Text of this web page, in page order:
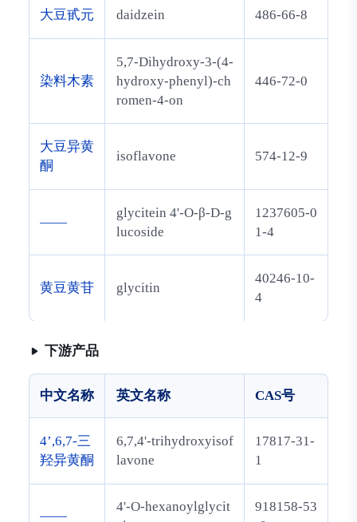
大豆甙元 daidzein 486-66-8
染料木素
5,7-Dihydroxy-3-(4-
hydroxy-phenyl)-ch
romen-4-on
446-72-0
大豆异黄
酮
isoflavone 574-12-9
——
glycitein 4'-O-β-D-g
lucoside
1237605-0
1-4
黄豆黄苷 glycitin
40246-10-
4
下游产品
中文名称 英文名称 CAS号
4’,6,7-三
羟异黄酮
6,7,4'-trihydroxyisof
lavone
17817-31-
1
——
4'-O-hexanoylglycit
918158-53